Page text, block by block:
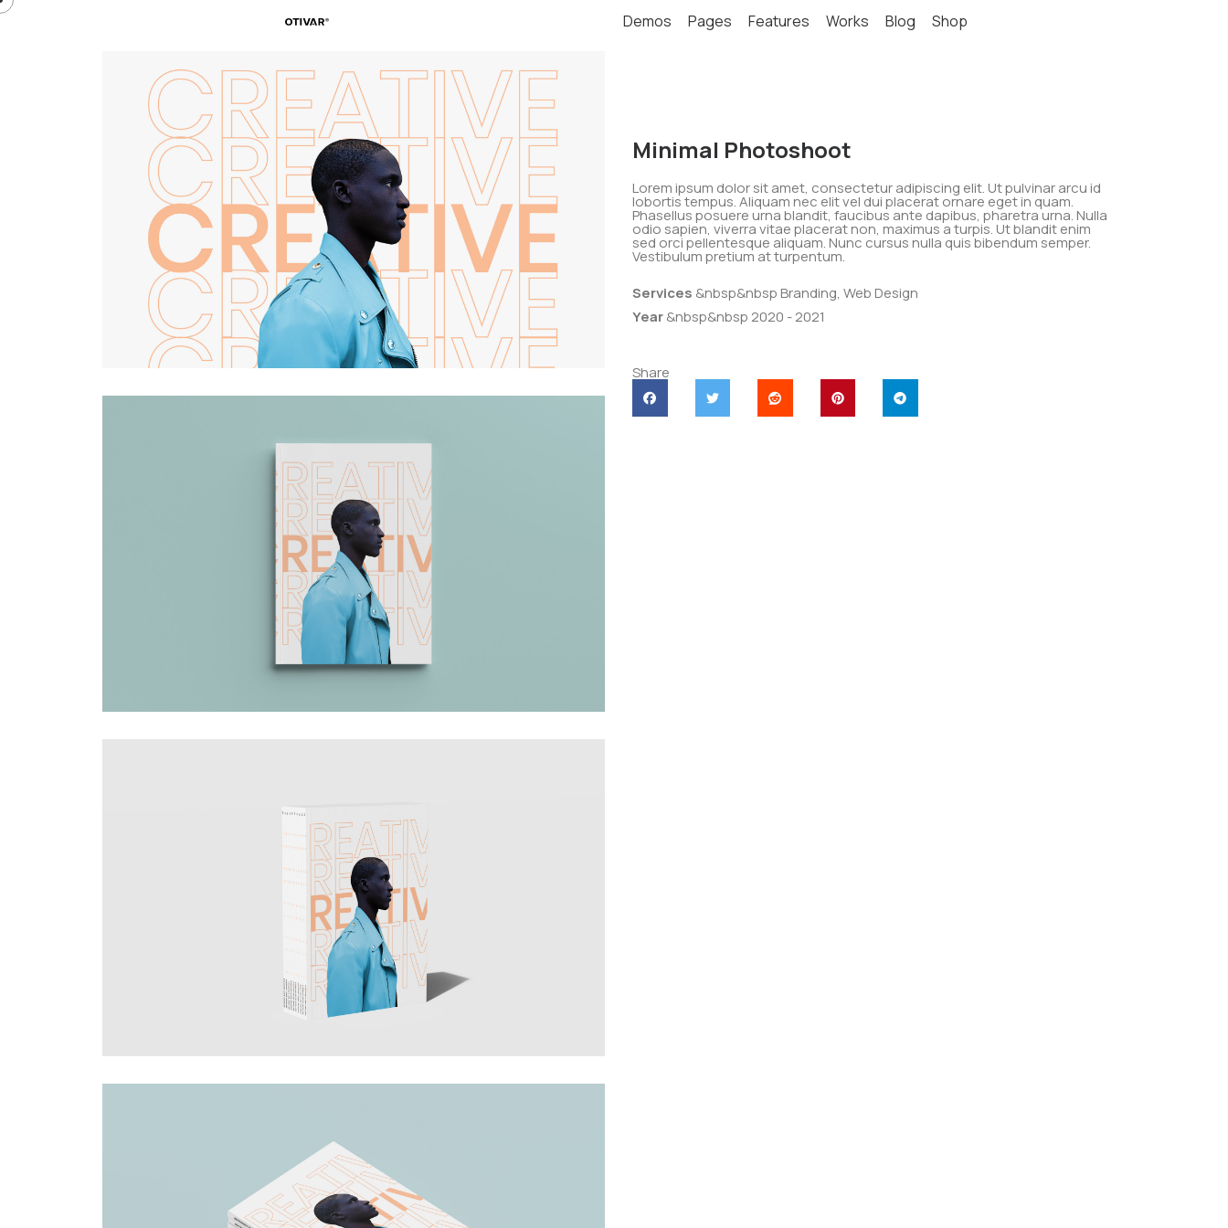
Demos Pages Features Works Blog Shop
Minimal Photoshoot
Lorem ipsum dolor sit amet, consectetur adipiscing elit. Ut pulvinar arcu id
lobortis tempus. Aliquam nec elit vel dui placerat ornare eget in quam.
Phasellus posuere urna blandit, faucibus ante dapibus, pharetra urna. Nulla
odio sapien, viverra vitae placerat non, maximus a turpis. Ut blandit enim
sed orci pellentesque aliquam. Nunc cursus nulla quis bibendum semper.
Vestibulum pretium at turpentum.
Services &nbsp&nbsp Branding, Web Design
Year&nbsp&nbsp 2020 - 2021
Share